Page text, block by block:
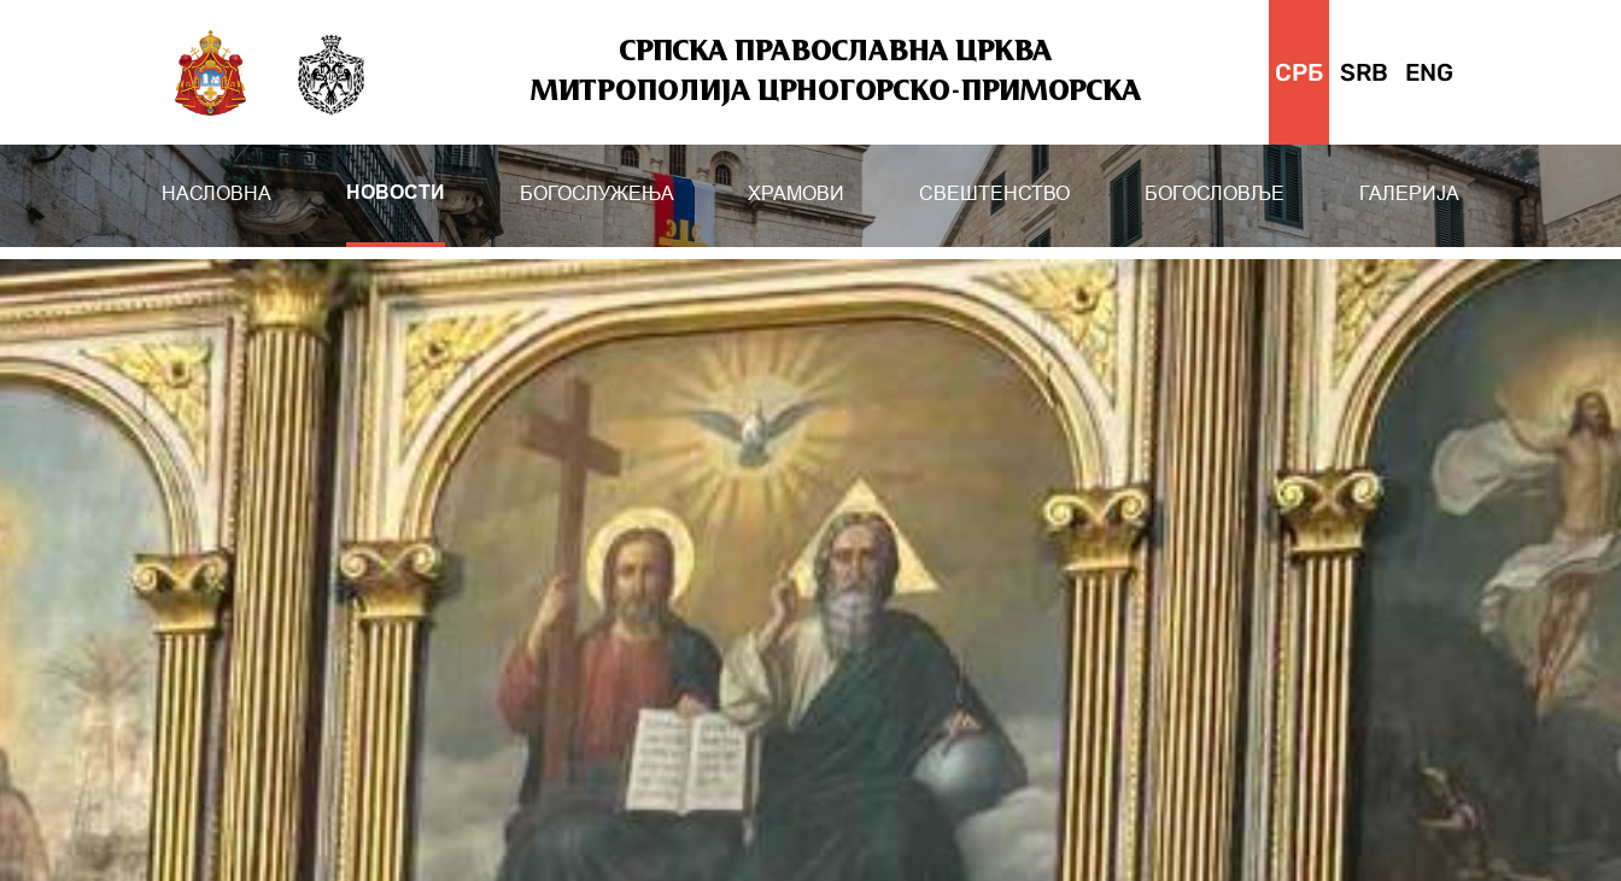
СРПСКА ПРАВОСЛАВНА ЦРКВА
МИТРОПОЛИЈА ЦРНОГОРСКО-ПРИМОРСКА
СРБ SRB ENG
НАСЛОВНА НОВОСТИ БОГОСЛУЖЕЊА ХРАМОВИ СВЕШТЕНСТВО БОГОСЛОВЉЕ ГАЛЕРИЈА